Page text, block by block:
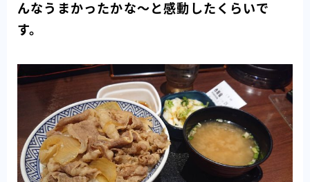
んなうまかったかな～と感動したくらいで
す。